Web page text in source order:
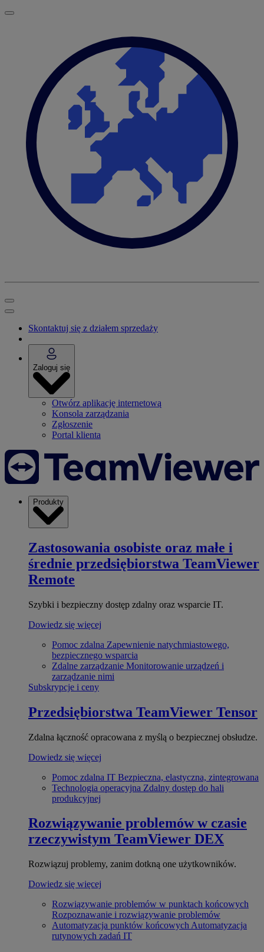
Skontaktuj się z działem sprzedaży
Zaloguj się
Otwórz aplikację internetową
Konsola zarządzania
Zgłoszenie
Portal klienta
Produkty
Zastosowania osobiste oraz małe i
średnie przedsiębiorstwa TeamViewer
Remote
Szybki i bezpieczny dostęp zdalny oraz wsparcie IT.
Dowiedz się więcej
Pomoc zdalna Zapewnienie natychmiastowego,
bezpiecznego wsparcia
Zdalne zarządzanie Monitorowanie urządzeń i
zarządzanie nimi
Subskrypcje i ceny
Przedsiębiorstwa TeamViewer Tensor
Zdalna łączność opracowana z myślą o bezpiecznej obsłudze.
Dowiedz się więcej
Pomoc zdalna IT Bezpieczna, elastyczna, zintegrowana
Technologia operacyjna Zdalny dostęp do hali
produkcyjnej
Rozwiązywanie problemów w czasie
rzeczywistym TeamViewer DEX
Rozwiązuj problemy, zanim dotkną one użytkowników.
Dowiedz się więcej
Rozwiązywanie problemów w punktach końcowych
Rozpoznawanie i rozwiązywanie problemów
Automatyzacja punktów końcowych Automatyzacja
rutynowych zadań IT